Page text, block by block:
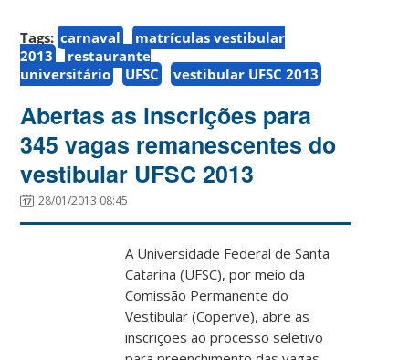
Tags: carnaval
matrículas vestibular
2013
restaurante
universitário
UFSC vestibular UFSC 2013
Abertas as inscrições para
345 vagas remanescentes do
vestibular UFSC 2013
28/01/2013 08:45
A Universidade Federal de Santa
Catarina (UFSC), por meio da
Comissão Permanente do
Vestibular (Coperve), abre as
inscrições ao processo seletivo